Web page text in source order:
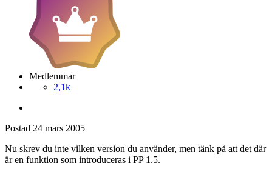
Medlemmar
2,1k
Postad 24 mars 2005
Nu skrev du inte vilken version du använder, men tänk på att det där
är en funktion som introduceras i PP 1.5.